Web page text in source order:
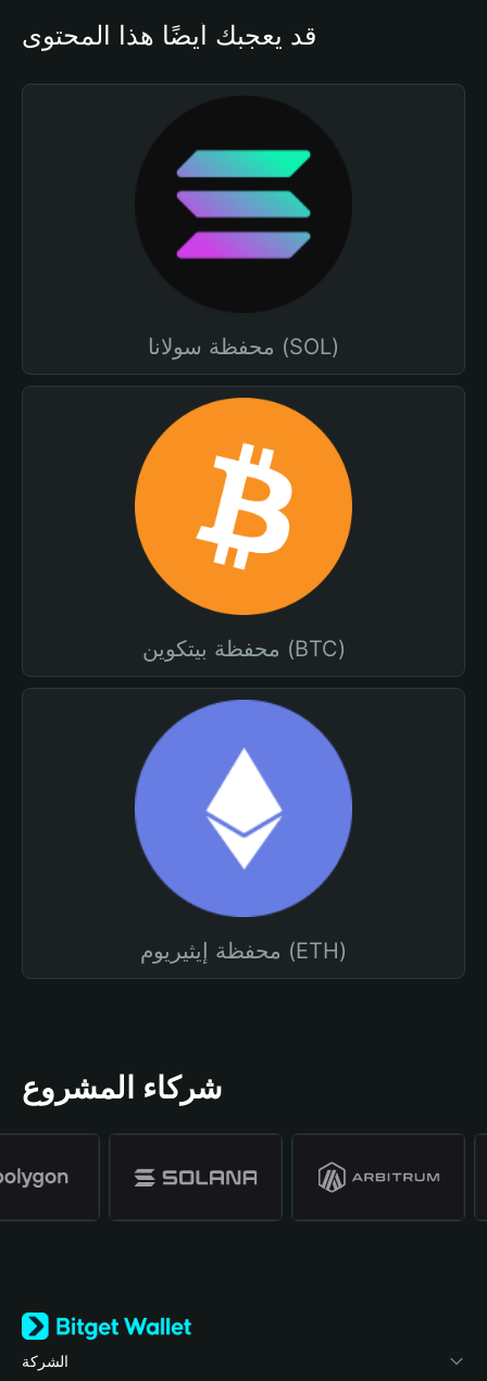
قد يعجبك أيضًا هذا المحتوى
محفظة سولانا (SOL)
محفظة بيتكوين (BTC)
محفظة إيثيريوم (ETH)
شركاء المشروع
الشركة